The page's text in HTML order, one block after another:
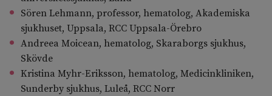
Sören Lehmann, professor, hematolog, Akademiska
sjukhuset, Uppsala, RCC Uppsala-Örebro
Andreea Moicean, hematolog, Skaraborgs sjukhus,
Skövde
Kristina Myhr-Eriksson, hematolog, Medicinkliniken,
Sunderby sjukhus, Luleå, RCC Norr